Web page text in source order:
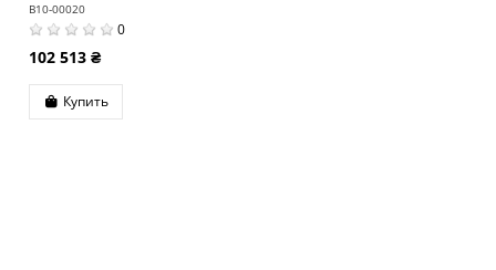
B10-00020
0
102 513 ₴
Купить